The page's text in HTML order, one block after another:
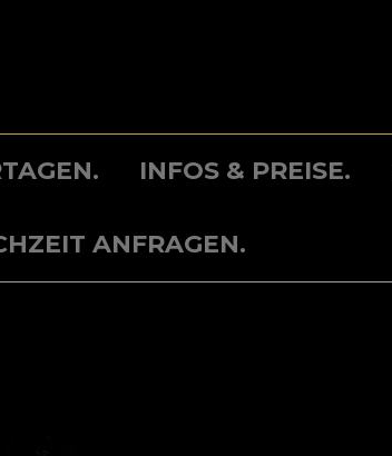
INFOS & PREISE.
ANFRAGEN.